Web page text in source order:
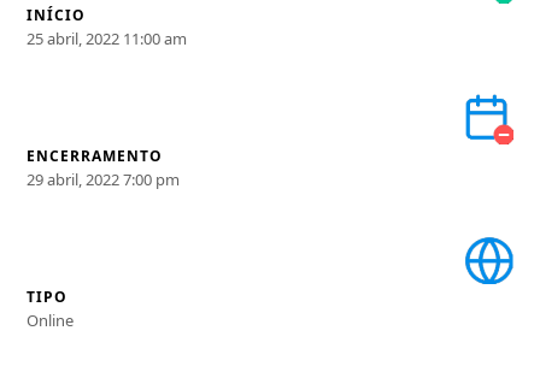
INÍCIO
25 abril, 2022 11:00 am
ENCERRAMENTO
29 abril, 2022 7:00 pm
TIPO
Online